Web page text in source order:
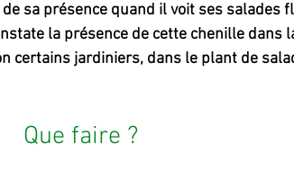
sa présence quand il voit ses salades
la présence de cette chenille dans
certains jardiniers, dans le plant de
Que faire ?